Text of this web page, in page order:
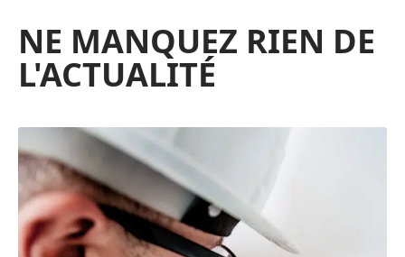
NE MANQUEZ RIEN DE
L'ACTUALITÉ